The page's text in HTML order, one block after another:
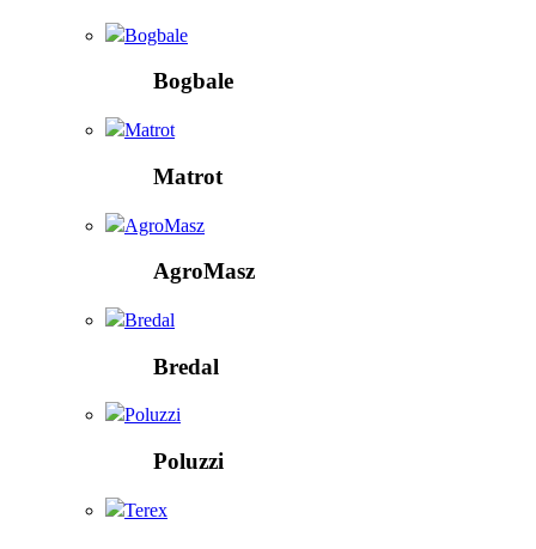
Bogbale
Bogbale
Matrot
Matrot
AgroMasz
AgroMasz
Bredal
Bredal
Poluzzi
Poluzzi
Terex